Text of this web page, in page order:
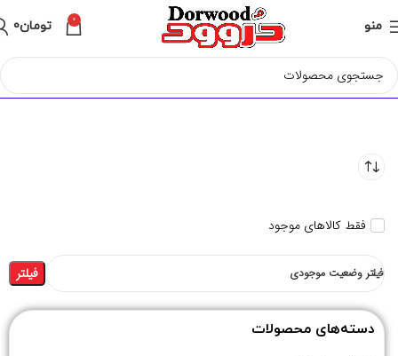
منو 0 تومان0
فقط کالاهای موجود
فیلتر وضعیت موجودی فیلتر
دسته‌های محصولات